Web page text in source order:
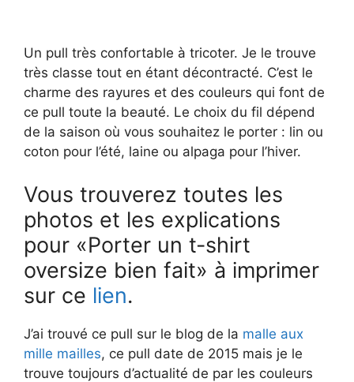
Un pull très confortable à tricoter. Je le trouve
très classe tout en étant décontracté. C’est le
charme des rayures et des couleurs qui font de
ce pull toute la beauté. Le choix du fil dépend
de la saison où vous souhaitez le porter : lin ou
coton pour l’été, laine ou alpaga pour l’hiver.
Vous trouverez toutes les
photos et les explications
pour «Porter un t-shirt
oversize bien fait» à imprimer
sur ce lien.
J’ai trouvé ce pull sur le blog de la malle aux
mille mailles, ce pull date de 2015 mais je le
trouve toujours d’actualité de par les couleurs